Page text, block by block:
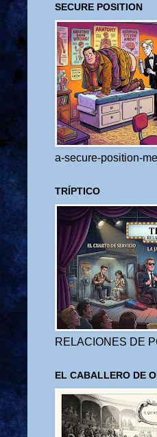
SECURE POSITION
a-secure-position-
TRÍPTICO
RELACIONES DE
EL CABALLERO DE